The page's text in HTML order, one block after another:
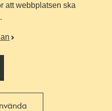
att webbplatsen ska